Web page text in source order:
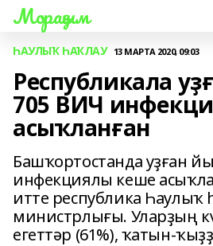
Мораҙым
ҺАУЛЫҠ ҺАҠЛАУ 13 МАРТА 2020, 09:03
Республикала
705 ВИЧ
асыҡланған
Башҡортостанда уҙған
инфекциялы кеше
итте республика Һаулыҡ
министрлығы. Уларҙың
егеттәр (61%), ҡатын-